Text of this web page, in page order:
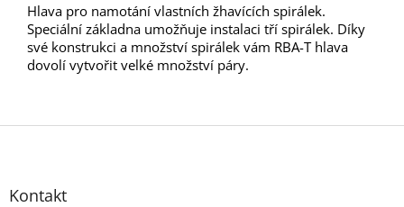
Hlava pro namotání vlastních žhavících spirálek.
Speciální základna umožňuje instalaci tří spirálek. Díky
své konstrukci a množství spirálek vám RBA-T hlava
dovolí vytvořit velké množství páry.
Kontakt